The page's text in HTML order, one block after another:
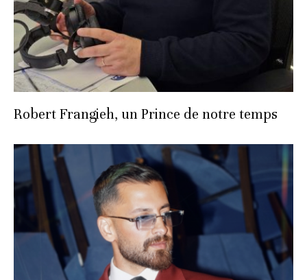
Robert Frangieh, un Prince de notre temps